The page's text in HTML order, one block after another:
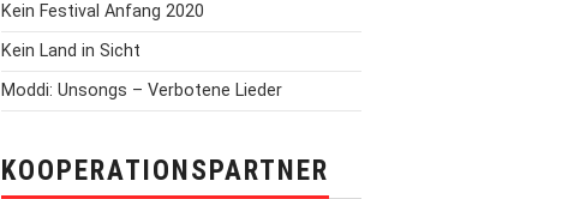
Kein Festival Anfang 2020
Kein Land in Sicht
Moddi: Unsongs – Verbotene Lieder
KOOPERATIONSPARTNER